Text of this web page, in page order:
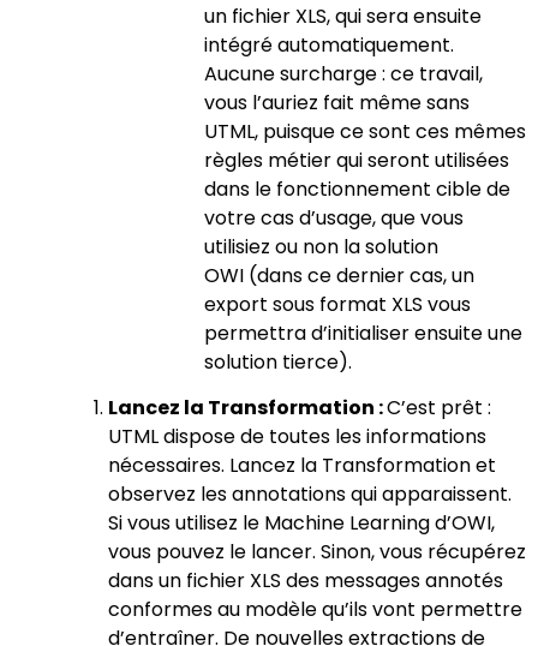
un fichier XLS, qui sera ensuite
intégré automatiquement.
Aucune surcharge : ce travail,
vous l’auriez fait même sans
UTML, puisque ce sont ces mêmes
règles métier qui seront utilisées
dans le fonctionnement cible de
votre cas d’usage, que vous
utilisiez ou non la solution
OWI (dans ce dernier cas, un
export sous format XLS vous
permettra d’initialiser ensuite une
solution tierce).
Lancez la Transformation :C’est prêt :
UTML dispose de toutes les informations
nécessaires. Lancez la Transformation et
observez les annotations qui apparaissent.
Si vous utilisez le Machine Learning d’OWI,
vous pouvez le lancer. Sinon, vous récupérez
dans un fichier XLS des messages annotés
conformes au modèle qu’ils vont permettre
d’entraîner. De nouvelles extractions de